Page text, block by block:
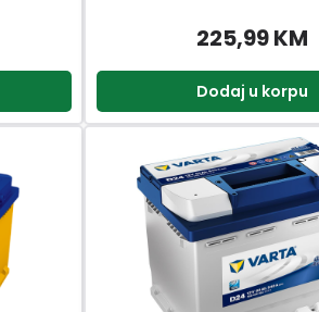
225,99 KM
Dodaj u korpu